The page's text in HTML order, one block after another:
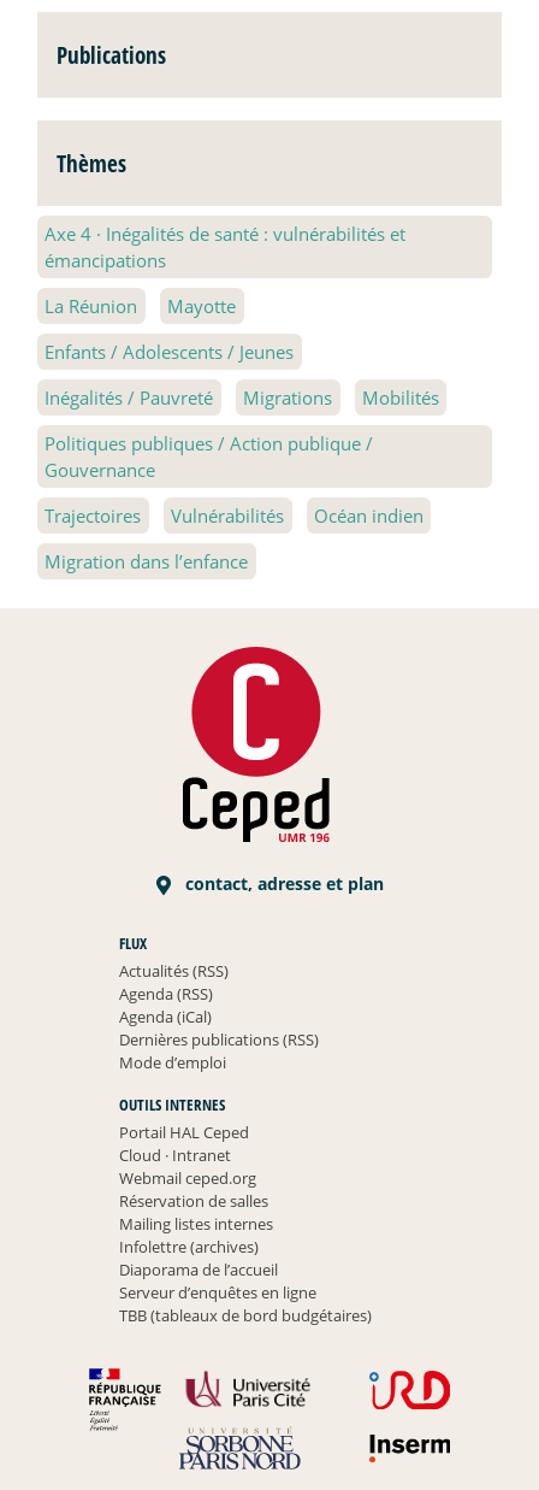
Publications
Thèmes
Axe 4 · Inégalités de santé : vulnérabilités et
émancipations
La Réunion
Mayotte
Enfants / Adolescents / Jeunes
Inégalités / Pauvreté
Migrations
Mobilités
Politiques publiques / Action publique /
Gouvernance
Trajectoires
Vulnérabilités
Océan indien
Migration dans l’enfance
contact, adresse et plan
FLUX
Actualités (RSS)
Agenda (RSS)
Agenda (iCal)
Dernières publications (RSS)
Mode d’emploi
OUTILS INTERNES
Portail HAL Ceped
Cloud ·Intranet
Webmail ceped.org
Réservation de salles
Mailing listes internes
Infolettre (archives)
Diaporama de l’accueil
Serveur d’enquêtes en ligne
TBB (tableaux de bord budgétaires)